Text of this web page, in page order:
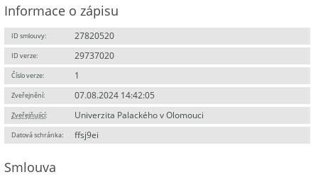
Informace o zápisu
ID smlouvy: 27820520
ID verze: 29737020
Číslo verze: 1
Zveřejnění: 07.08.2024 14:42:05
Zveřejňující: Univerzita Palackého v Olomouci
Datová schránka: ffsj9ei
Smlouva